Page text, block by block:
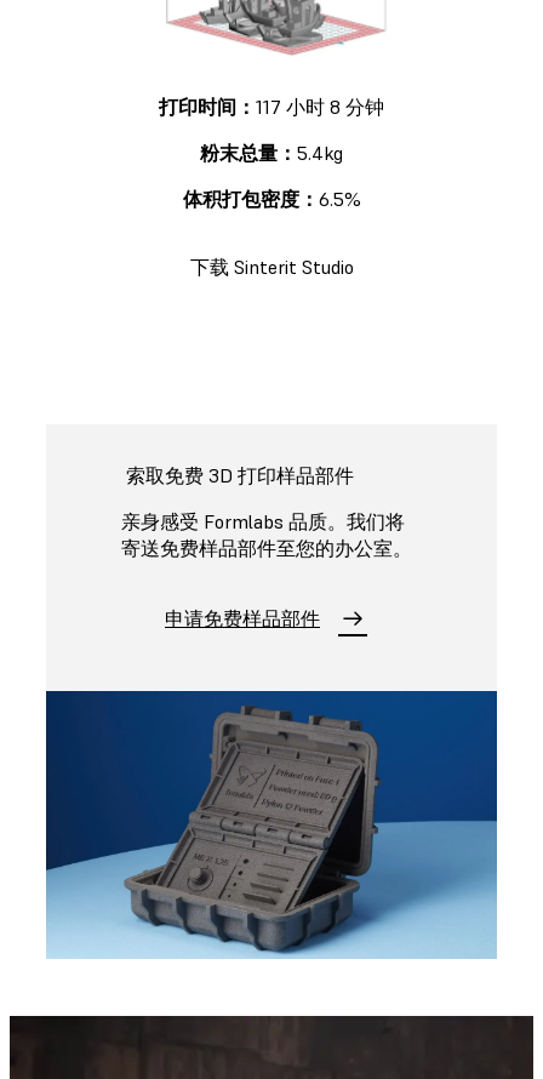
打印时间： 117 小时 8 分钟
粉末总量： 5.4kg
体积打包密度： 6.5%
下载 Sinterit Studio
索取免费 3D 打印样品部件
亲身感受 Formlabs 品质。我们将
寄送免费样品部件至您的办公室。
申请免费样品部件